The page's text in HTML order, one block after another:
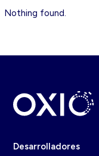
Nothing found.
Desarrolladores